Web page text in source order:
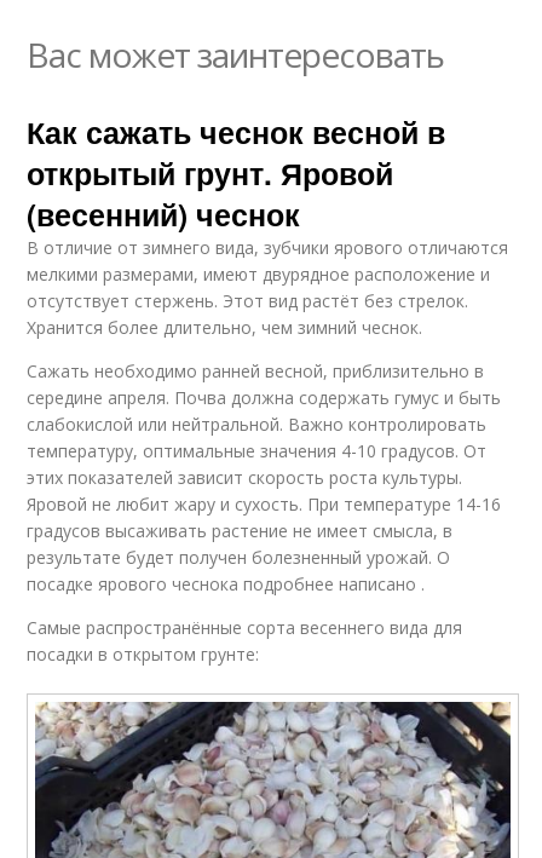
Вас может заинтересовать
Как сажать чеснок весной в
открытый грунт. Яровой
(весенний) чеснок
В отличие от зимнего вида, зубчики ярового отличаются
мелкими размерами, имеют двурядное расположение и
отсутствует стержень. Этот вид растёт без стрелок.
Хранится более длительно, чем зимний чеснок.
Сажать необходимо ранней весной, приблизительно в
середине апреля. Почва должна содержать гумус и быть
слабокислой или нейтральной. Важно контролировать
температуру, оптимальные значения 4-10 градусов. От
этих показателей зависит скорость роста культуры.
Яровой не любит жару и сухость. При температуре 14-16
градусов высаживать растение не имеет смысла, в
результате будет получен болезненный урожай. О
посадке ярового чеснока подробнее написано .
Самые распространённые сорта весеннего вида для
посадки в открытом грунте: